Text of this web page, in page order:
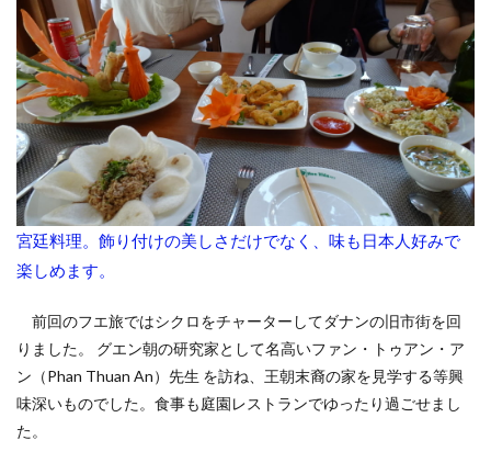
宮廷料理。飾り付けの美しさだけでなく、味も日本人好みで
楽しめます。
前回のフエ旅ではシクロをチャーターしてダナンの旧市街を回
りました。 グエン朝の研究家として名高いファン・トゥアン・ア
ン（Phan Thuan An）先生 を訪ね、王朝末裔の家を見学する等興
味深いものでした。食事も庭園レストランでゆったり過ごせまし
た。